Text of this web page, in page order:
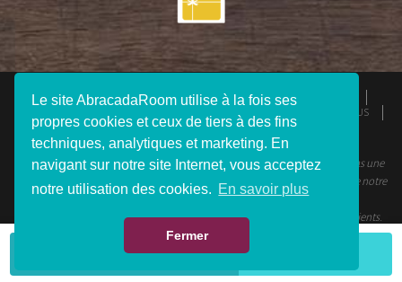
Le site AbracadaRoom utilise à la fois ses
propres cookies et ceux de tiers à des fins
techniques, analytiques et marketing. En
navigant sur notre site Internet, vous acceptez
notre utilisation des cookies. En savoir plus
Fermer
VOIR LA CARTE
QUI SOMMES-NOUS ? ESPACE PRESSE
MENTIONS LÉGALES
REJOIGNEZ-NOUS
CONNEXION VOYAGEUR
FAQ CONTACTEZ-NOUS
© 2012 - 2026 AbracadaRoom Tous droits réservés. AbracadaRoom n’est pas une
agence de voyage et ne facture aucun frais de service pour les utilisateurs de notre
AbracadaRoom.com a une note moyenne de 4.6 sur 5 basée sur 451
avis clients.